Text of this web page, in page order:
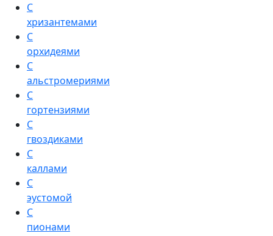
С
хризантемами
С
орхидеями
С
альстромериями
С
гортензиями
С
гвоздиками
С
каллами
С
эустомой
С
пионами